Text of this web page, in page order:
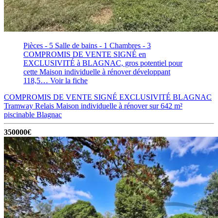
Pièces - 5 Salle de bains - 1 Chambres - 3
COMPROMIS DE VENTE SIGNÉ en
EXCLUSIVITÉ à BLAGNAC, gros potentiel pour
cette Maison individuelle à rénover développant
118,5… Voir la fiche
COMPROMIS DE VENTE SIGNÉ EXCLUSIVITÉ BLAGNAC
Tramway Relais Maison individuelle à rénover sur 642 m²
piscinable Blagnac
350000€